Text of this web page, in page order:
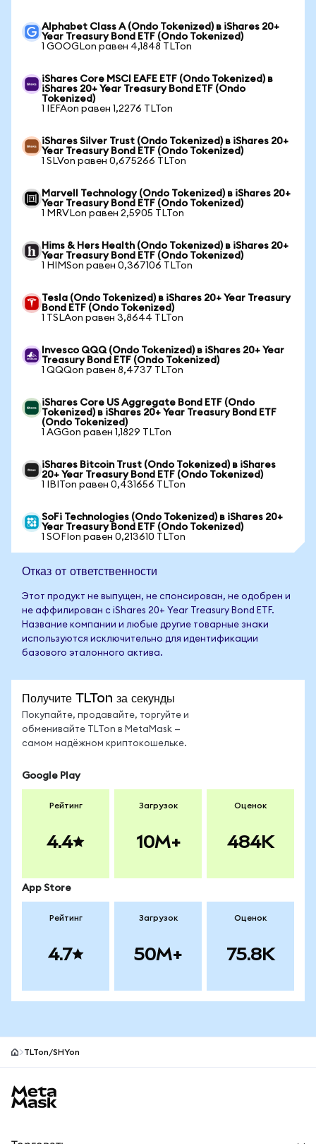
Alphabet Class A (Ondo Tokenized) в iShares 20+
Year Treasury Bond ETF (Ondo Tokenized)
1 GOOGLon равен 4,1848 TLTon
iShares Core MSCI EAFE ETF (Ondo Tokenized) в
iShares 20+ Year Treasury Bond ETF (Ondo
Tokenized)
1 IEFAon равен 1,2276 TLTon
iShares Silver Trust (Ondo Tokenized) в iShares 20+
Year Treasury Bond ETF (Ondo Tokenized)
1 SLVon равен 0,675266 TLTon
Marvell Technology (Ondo Tokenized) в iShares 20+
Year Treasury Bond ETF (Ondo Tokenized)
1 MRVLon равен 2,5905 TLTon
Hims & Hers Health (Ondo Tokenized) в iShares 20+
Year Treasury Bond ETF (Ondo Tokenized)
1 HIMSon равен 0,367106 TLTon
Tesla (Ondo Tokenized) в iShares 20+ Year Treasury
Bond ETF (Ondo Tokenized)
1 TSLAon равен 3,8644 TLTon
Invesco QQQ (Ondo Tokenized) в iShares 20+ Year
Treasury Bond ETF (Ondo Tokenized)
1 QQQon равен 8,4737 TLTon
iShares Core US Aggregate Bond ETF (Ondo
Tokenized) в iShares 20+ Year Treasury Bond ETF
(Ondo Tokenized)
1 AGGon равен 1,1829 TLTon
iShares Bitcoin Trust (Ondo Tokenized) в iShares
20+ Year Treasury Bond ETF (Ondo Tokenized)
1 IBITon равен 0,431656 TLTon
SoFi Technologies (Ondo Tokenized) в iShares 20+
Year Treasury Bond ETF (Ondo Tokenized)
1 SOFIon равен 0,213610 TLTon
Отказ от ответственности
Этот продукт не выпущен, не спонсирован, не одобрен и
не аффилирован с iShares 20+ Year Treasury Bond ETF.
Название компании и любые другие товарные знаки
используются исключительно для идентификации
базового эталонного актива.
Получите TLTon за секунды
Покупайте, продавайте, торгуйте и
обменивайте TLTon в MetaMask —
самом надёжном криптокошельке.
Google Play
Рейтинг
4.4
Загрузок
10M+
Оценок
484K
App Store
Рейтинг
4.7
Загрузок
50M+
Оценок
75.8K
TLTon/SHYon